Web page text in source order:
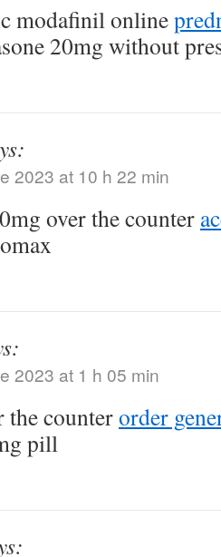
modafinil online
20mg without
2023 at 10 h 22 min
over the counter
2023 at 1 h 05 min
counterorder
pill